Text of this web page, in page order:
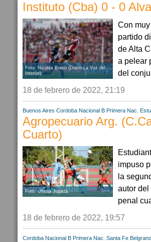
Instituto (Cba) 0 - 0
Foto: Nicolás Bravo (Diario La Voz del
Interior).
Con
partido
de Alta
a pelear
del
18 de febrero de 2022, 21:19
Buenos Aires Cordoba Nacional B Primera Nac.
Agropecuario Arg.
Cuarto)
Foto: Última Jugada.
impuso
la
autor del
penal
18 de febrero de 2022, 19:57
Cordoba Nacional B Primera Nac. Santa Fe